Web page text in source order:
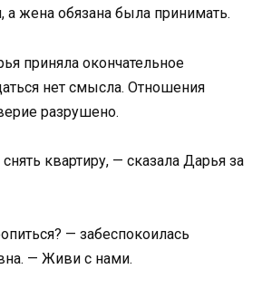
а жена обязана была принимать.
приняла окончательное
нет смысла. Отношения
разрушено.
квартиру, — сказала Дарья за
— забеспокоилась
— Живи с нами.